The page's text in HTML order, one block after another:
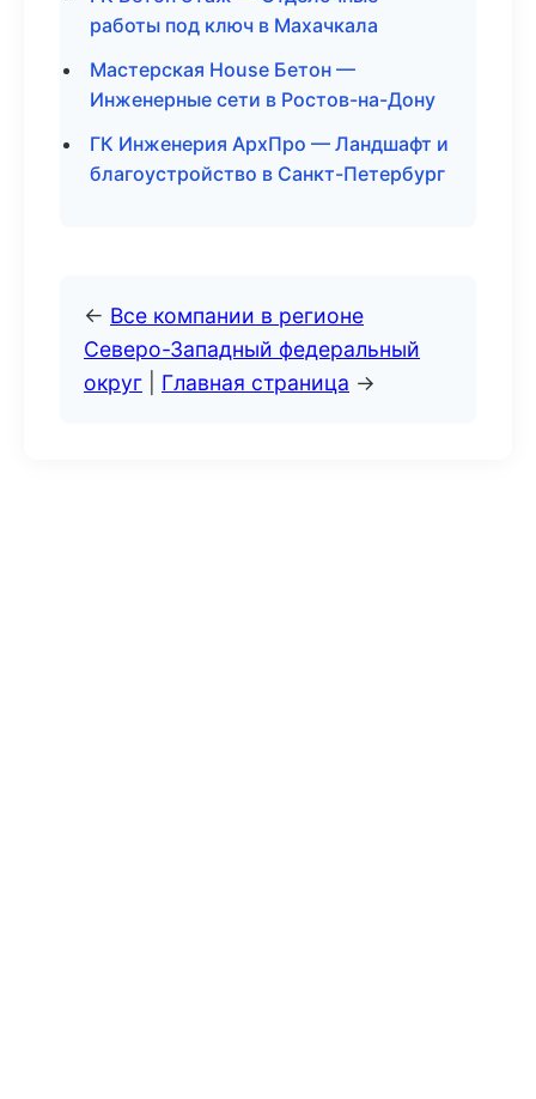
работы под ключ в Махачкала
Мастерская House Бетон —
Инженерные сети в Ростов-на-Дону
ГК Инженерия АрхПро — Ландшафт и
благоустройство в Санкт-Петербург
← Все компании в регионе
Северо-Западный федеральный
округ
Главная страница →